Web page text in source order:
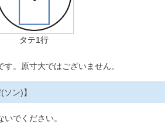
タテ1行
。原寸大ではございません。
ン)】
でください。